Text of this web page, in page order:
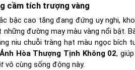
cầm tích trượng vàng
bậc cao tăng đang đứng uy nghi,
đường may màu vàng nổi bật.
niu chuỗi tràng hạt màu ngọc bích
Ảnh Hòa Thượng Tịnh Không 02,
vô cùng sống động này.